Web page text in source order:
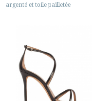
PAYS:
argenté et toile pailletée